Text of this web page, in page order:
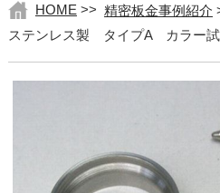
HOME >> 精密板金事例紹介
ステンレス製 タイプA カラー試